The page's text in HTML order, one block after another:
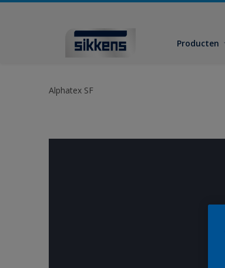
Producten
Alphatex SF